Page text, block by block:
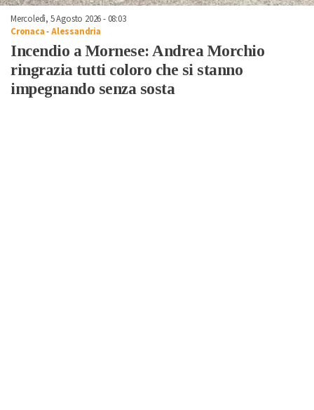
Mercoledì, 5 Agosto 2026 - 08:03
Cronaca-Alessandria
Incendio a Mornese: Andrea Morchio
ringrazia tutti coloro che si stanno
impegnando senza sosta